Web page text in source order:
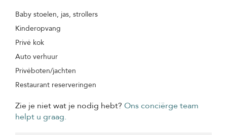
Baby stoelen, jas, strollers
Kinderopvang
Privé kok
Auto verhuur
Privéboten/jachten
Restaurant reserveringen
Zie je niet wat je nodig hebt? Ons conciërge team
helpt u graag.